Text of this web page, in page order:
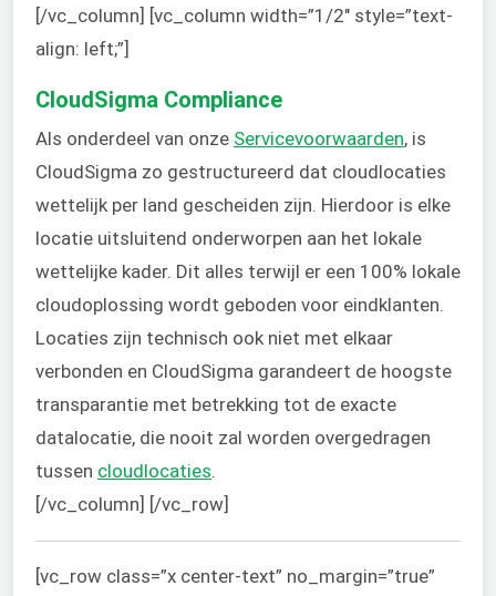
[/vc_column] [vc_column width=”1/2″ style=”text-
align: left;”]
CloudSigma Compliance
Als onderdeel van onze Servicevoorwaarden, is
CloudSigma zo gestructureerd dat cloudlocaties
wettelijk per land gescheiden zijn. Hierdoor is elke
locatie uitsluitend onderworpen aan het lokale
wettelijke kader. Dit alles terwijl er een 100% lokale
cloudoplossing wordt geboden voor eindklanten.
Locaties zijn technisch ook niet met elkaar
verbonden en CloudSigma garandeert de hoogste
transparantie met betrekking tot de exacte
datalocatie, die nooit zal worden overgedragen
tussen cloudlocaties
[/vc_column] [/vc_row]
[vc_row class=”x center-text” no_margin=”true”